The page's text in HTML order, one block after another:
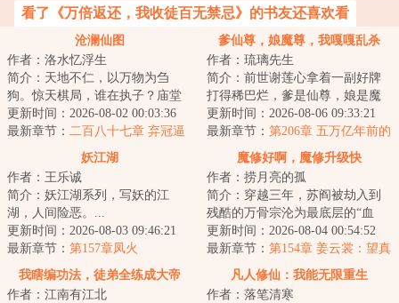
看了《万倍返还，我收徒百无禁忌》的书友还喜欢看
沧澜仙图
作者：洛水忆浮生
简介：天地不仁，以万物为刍
狗。惊天棋局，谁在执子？庙堂
与江湖、热血与阴谋、爱情与背
叛、血海深仇与儿...
更新时间：2026-08-02 00:03:36
最新章节： 二百八十七章 弃冠逼
爹仙尊，娘魔尊，我嘎嘎乱杀
作者：琉璃先生
简介：前世谢莲心拿着一副好牌
打得稀巴烂，爹是仙尊，娘是魔
尊，自己是冠绝古今的天才，却
因为小师妹柳如...
更新时间：2026-08-06 09:33:21
最新章节： 第206章 五万亿年前的
妖江湖
作者：王乐诚
简介：妖江湖系列，写妖的江
湖，人间险恶。...
更新时间：2026-08-03 09:46:21
最新章节： 第157章凤火
魔修好啊，魔修升级快
作者：捞月亮的孤
简介：穿越三年，苏阎被劫入到
残酷的万骨宗沦为最底层的“血
食”杂役。&lt;br/&gt;宗门铁律，
反杀宗门弟...
更新时间：2026-08-04 00:54:52
最新章节： 第154章 姜云裳：望真
人赐予我血脉
我瞎编功法，徒弟全练成大帝
了！
作者：江南有江北
凡人修仙：我能无限重生
作者：落笔清寒